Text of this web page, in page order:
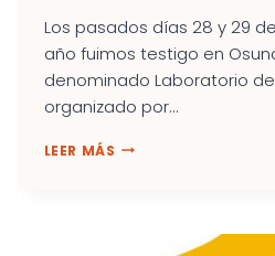
Los pasados días 28 y 29
año fuimos testigo en
denominado Laboratorio
organizado por...
LEER MÁS RECUPERANDO